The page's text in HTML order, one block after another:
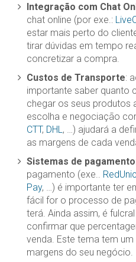
Integração com Chat
chat online (por exe.:
estar mais perto do
tirar dúvidas em tempo
concretizar a compra.
Custos de Transporte:
importante saber quanto
chegar os seus produtos
escolha e negociação
CTT, DHL , …) ajudará a
as margens de cada
Sistemas de pagamento
pagamento (exe..
Pay, …) é importante ter
fácil for o processo de
terá. Ainda assim, é
confirmar que
venda. Este tema tem
margens do seu negócio.